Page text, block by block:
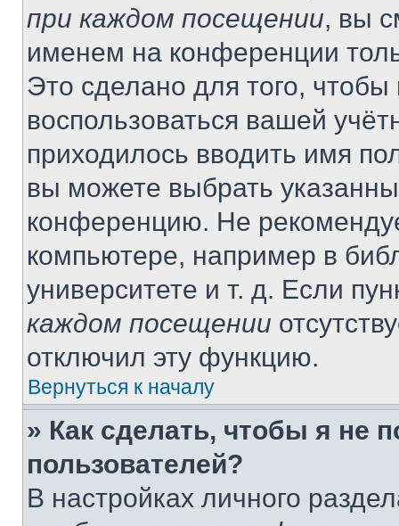
при каждом посещении, вы
именем на конференции
Это сделано для того, чтобы
воспользоваться вашей
приходилось вводить имя
вы можете выбрать
конференцию. Не
компьютере, например в
университете и т. д. Если
каждом посещении
отключил эту функцию.
Вернуться к началу
» Как сделать, чтобы я не
пользователей?
В настройках личного